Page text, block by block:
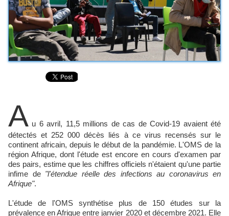
A u 6 avril, 11,5 millions de cas de Covid-19 avaient été
détectés et 252 000 décès liés à ce virus recensés sur le
continent africain, depuis le début de la pandémie. L'OMS de la
région Afrique, dont l'étude est encore en cours d'examen par
des pairs, estime que les chiffres officiels n'étaient qu'une partie
infime de "l'étendue réelle des infections au coronavirus en
Afrique".
L'étude de l'OMS synthétise plus de 150 études sur la
prévalence en Afrique entre janvier 2020 et décembre 2021. Elle